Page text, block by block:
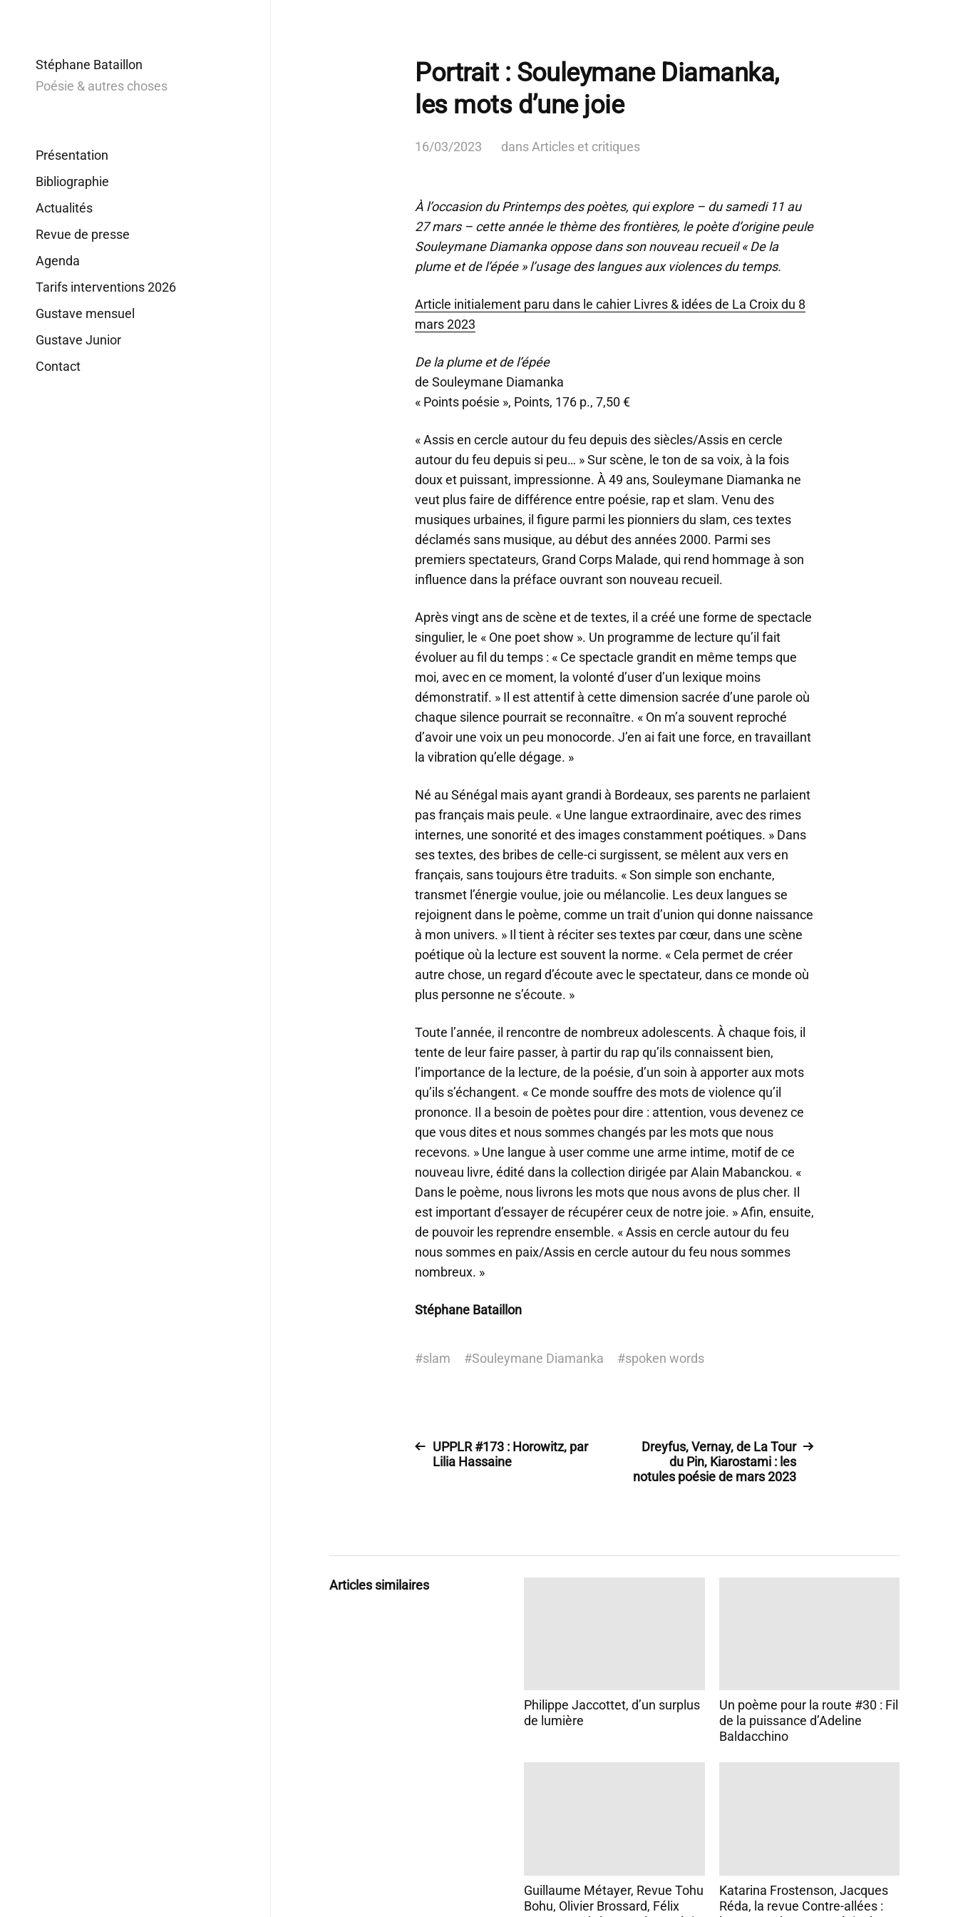
Stéphane Bataillon
Poésie & autres choses
Présentation
Bibliographie
Actualités
Revue de presse
Agenda
Tarifs interventions 2026
Gustave mensuel
Gustave Junior
Contact
Portrait : Souleymane Diamanka,
les mots d’une joie
16/03/2023 dans Articles et critiques
À l’occasion du Printemps des poètes, qui explore – du samedi 11 au
27 mars – cette année le thème des frontières, le poète d’origine peule
Souleymane Diamanka oppose dans son nouveau recueil « De la
plume et de l’épée » l’usage des langues aux violences du temps.
Article initialement paru dans le cahier Livres & idées de La Croix du 8
mars 2023
De la plume et de l’épée
de Souleymane Diamanka
« Points poésie », Points, 176 p., 7,50 €
« Assis en cercle autour du feu depuis des siècles/Assis en cercle
autour du feu depuis si peu… » Sur scène, le ton de sa voix, à la fois
doux et puissant, impressionne. À 49 ans, Souleymane Diamanka ne
veut plus faire de différence entre poésie, rap et slam. Venu des
musiques urbaines, il figure parmi les pionniers du slam, ces textes
déclamés sans musique, au début des années 2000. Parmi ses
premiers spectateurs, Grand Corps Malade, qui rend hommage à son
influence dans la préface ouvrant son nouveau recueil.
Après vingt ans de scène et de textes, il a créé une forme de spectacle
singulier, le « One poet show ». Un programme de lecture qu’il fait
évoluer au fil du temps : « Ce spectacle grandit en même temps que
moi, avec en ce moment, la volonté d’user d’un lexique moins
démonstratif. » Il est attentif à cette dimension sacrée d’une parole où
chaque silence pourrait se reconnaître. « On m’a souvent reproché
d’avoir une voix un peu monocorde. J’en ai fait une force, en travaillant
la vibration qu’elle dégage. »
Né au Sénégal mais ayant grandi à Bordeaux, ses parents ne parlaient
pas français mais peule. « Une langue extraordinaire, avec des rimes
internes, une sonorité et des images constamment poétiques. » Dans
ses textes, des bribes de celle-ci surgissent, se mêlent aux vers en
français, sans toujours être traduits. « Son simple son enchante,
transmet l’énergie voulue, joie ou mélancolie. Les deux langues se
rejoignent dans le poème, comme un trait d’union qui donne naissance
à mon univers. » Il tient à réciter ses textes par cœur, dans une scène
poétique où la lecture est souvent la norme. « Cela permet de créer
autre chose, un regard d’écoute avec le spectateur, dans ce monde où
plus personne ne s’écoute. »
Toute l’année, il rencontre de nombreux adolescents. À chaque fois, il
tente de leur faire passer, à partir du rap qu’ils connaissent bien,
l’importance de la lecture, de la poésie, d’un soin à apporter aux mots
qu’ils s’échangent. « Ce monde souffre des mots de violence qu’il
prononce. Il a besoin de poètes pour dire : attention, vous devenez ce
que vous dites et nous sommes changés par les mots que nous
recevons. » Une langue à user comme une arme intime, motif de ce
nouveau livre, édité dans la collection dirigée par Alain Mabanckou. «
Dans le poème, nous livrons les mots que nous avons de plus cher. Il
est important d’essayer de récupérer ceux de notre joie. » Afin, ensuite,
de pouvoir les reprendre ensemble. « Assis en cercle autour du feu
nous sommes en paix/Assis en cercle autour du feu nous sommes
nombreux. »
Stéphane Bataillon
#slam #Souleymane Diamanka #spoken words
UPPLR #173 : Horowitz, par
Lilia Hassaine
Dreyfus, Vernay, de La Tour
du Pin, Kiarostami : les
notules poésie de mars 2023
Articles similaires
Philippe Jaccottet, d’un surplus
de lumière
Un poème pour la route #30 : Fil
de la puissance d’Adeline
Baldacchino
Guillaume Métayer, Revue Tohu
Bohu, Olivier Brossard, Félix
Katarina Frostenson, Jacques
Réda, la revue Contre-allées :